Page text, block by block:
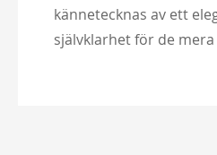
kännetecknas av ett
självklarhet för de